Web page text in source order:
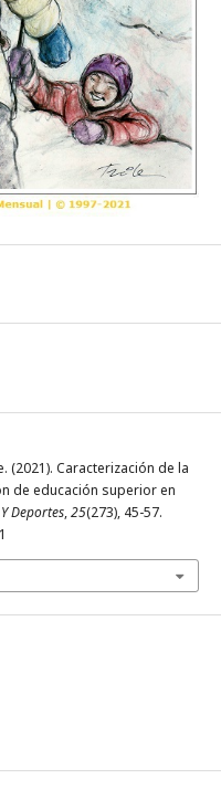
(2021). Caracterización de la
de educación superior en
Deportes,25(273), 45-57.